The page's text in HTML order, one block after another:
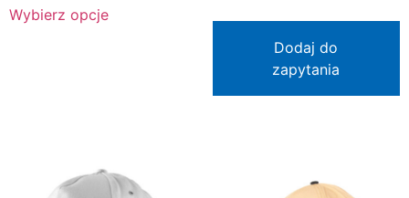
Wybierz opcje
Dodaj do
zapytania